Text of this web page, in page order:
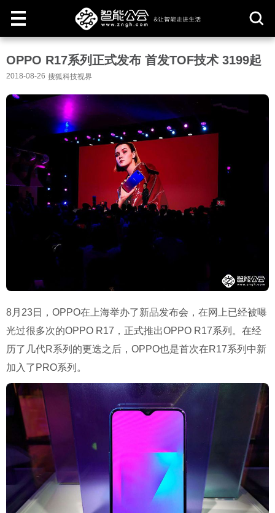
OPPO R17系列正式发布 首发TOF技术 3199起
2018-08-26 搜狐科技视界
8月23日，OPPO在上海举办了新品发布会，在网上已经被曝
光过很多次的OPPO R17，正式推出OPPO R17系列。在经
历了几代R系列的更迭之后，OPPO也是首次在R17系列中新
加入了PRO系列。